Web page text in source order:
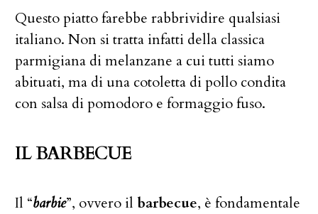
Questo piatto farebbe rabbrividire qualsiasi
italiano. Non si tratta infatti della classica
parmigiana di melanzane a cui tutti siamo
abituati, ma di una cotoletta di pollo condita
con salsa di pomodoro e formaggio fuso.
IL BARBECUE
Il “barbie”, ovvero il barbecue, è fondamentale